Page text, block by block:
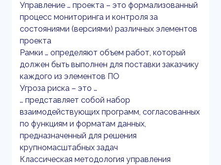
Управление … проекта – это формализованный
процесс мониторинга и контроля за
состояниями (версиями) различных элементов
проекта
Рамки … определяют объем работ, который
должен быть выполнен для поставки заказчику
каждого из элементов ПО
Угроза риска – это …
… представляет собой набор
взаимодействующих программ, согласованных
по функциям и форматам данных,
предназначенный для решения
крупномасштабных задач
Классическая методология управления